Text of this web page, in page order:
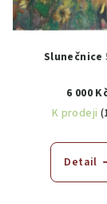
Slunečnice
6 000
K prodeji
Detail